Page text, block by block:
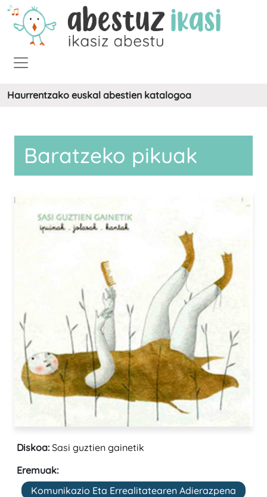
Haurrentzako euskal abestien katalogoa
Baratzeko pikuak
Diskoa:Sasi guztien gainetik
Eremuak:
Komunikazio Eta Errealitatearen Adierazpena